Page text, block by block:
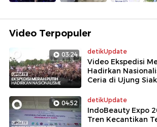
Video Terpopuler
03:24 detikUpdate
Video Ekspedisi
Hadirkan
Ceria di Ujung Siak
04:52 detikUpdate
IndoBeauty Expo
Tren Kecantikan